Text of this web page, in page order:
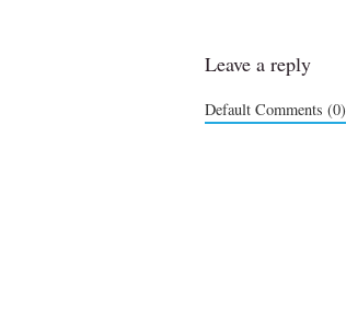
Leave a reply
Default Comments (0)